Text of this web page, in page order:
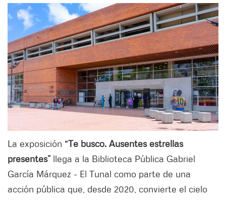
La exposición “Te busco. Ausentes estrellas
presentes” llega a la Biblioteca Pública Gabriel
García Márquez - El Tunal como parte de una
acción pública que, desde 2020, convierte el cielo